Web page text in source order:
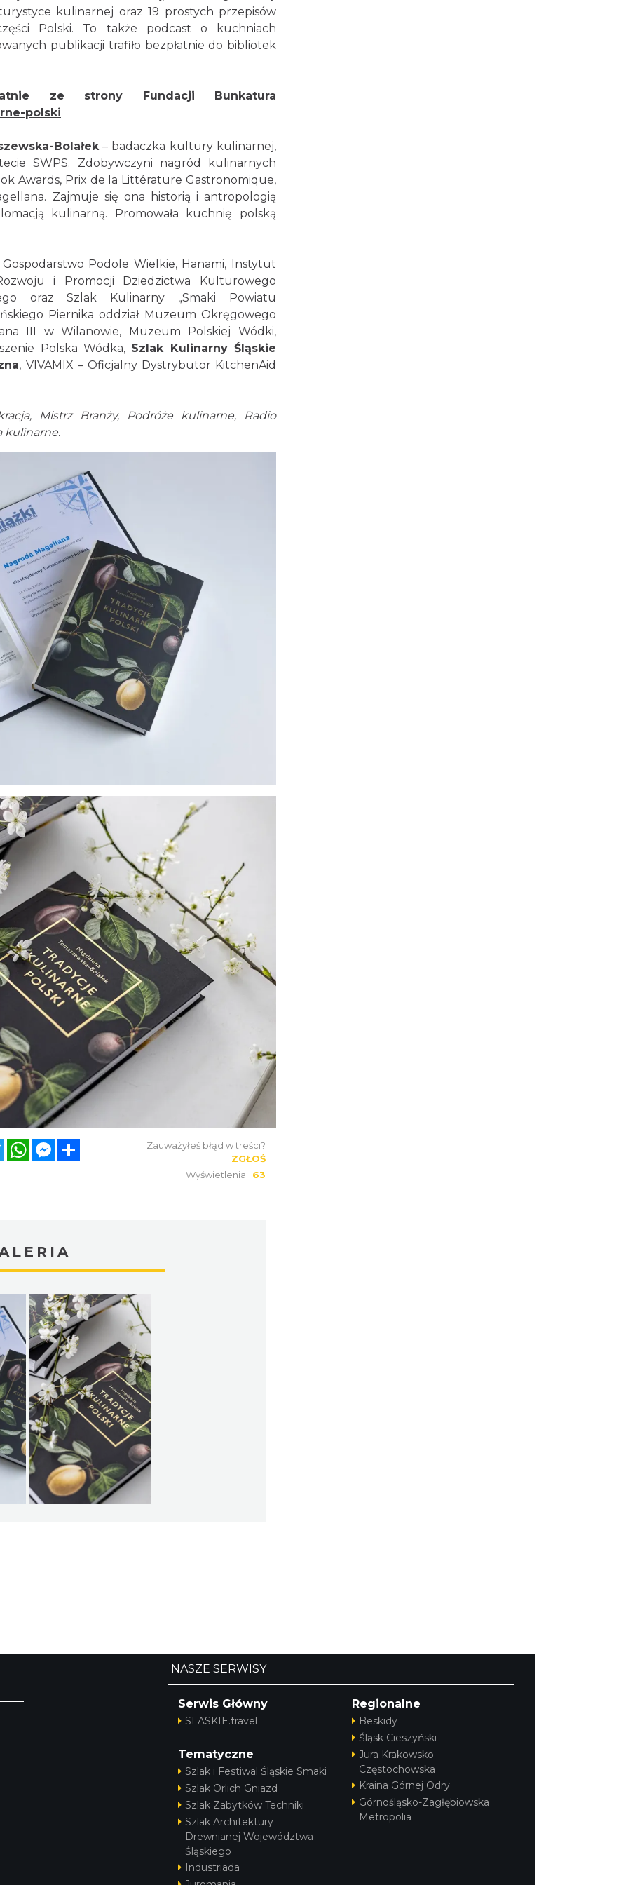
kulinarnej oraz 19 prostych przepisów
Polski. To także podcast o kuchniach
publikacji trafiło bezpłatnie do bibliotek
ze strony Fundacji Bunkatura
polski
Bolałek– badaczka kultury kulinarnej,
SWPS. Zdobywczyni nagród kulinarnych
Awards, Prix de la Littérature Gastronomique,
Zajmuje się ona historią i antropologią
kulinarną. Promowała kuchnię polską
Podole Wielkie, Hanami, Instytut
i Promocji Dziedzictwa Kulturowego
oraz Szlak Kulinarny „Smaki Powiatu
Piernika oddział Muzeum Okręgowego
III w Wilanowie, Muzeum Polskiej Wódki,
Polska Wódka, Szlak Kulinarny Śląskie
, VIVAMIX – Oficjalny Dystrybutor KitchenAid
Mistrz Branży, Podróże kulinarne, Radio
kulinarne.
TwitterWhatsAppMessenger
Zauważyłeś błąd w treści?
ZGŁOŚ
Wyświetlenia: 63
NASZE SERWISY
Serwis Główny
SLASKIE.travel
Tematyczne
Szlak i Festiwal Śląskie Smaki
Szlak Orlich Gniazd
Szlak Zabytków Techniki
Szlak Architektury
Drewnianej Województwa
Śląskiego
Industriada
Regionalne
Beskidy
Śląsk Cieszyński
Jura Krakowsko-
Częstochowska
Kraina Górnej Odry
Górnośląsko-Zagłębiowska
Metropolia